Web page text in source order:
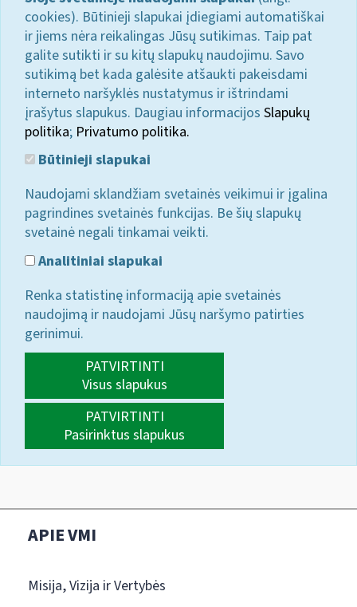
cookies). Būtinieji slapukai įdiegiami automatiškai
ir jiems nėra reikalingas Jūsų sutikimas. Taip pat
galite sutikti ir su kitų slapukų naudojimu. Savo
sutikimą bet kada galėsite atšaukti pakeisdami
interneto naršyklės nustatymus ir ištrindami
įrašytus slapukus. Daugiau informacijos Slapukų
politika; Privatumo politika.
Būtinieji slapukai
Naudojami sklandžiam svetainės veikimui ir įgalina
pagrindines svetainės funkcijas. Be šių slapukų
svetainė negali tinkamai veikti.
Analitiniai slapukai
Renka statistinę informaciją apie svetainės
naudojimą ir naudojami Jūsų naršymo patirties
gerinimui.
PATVIRTINTI
Visus slapukus
PATVIRTINTI
Pasirinktus slapukus
APIE VMI
Misija, Vizija ir Vertybės